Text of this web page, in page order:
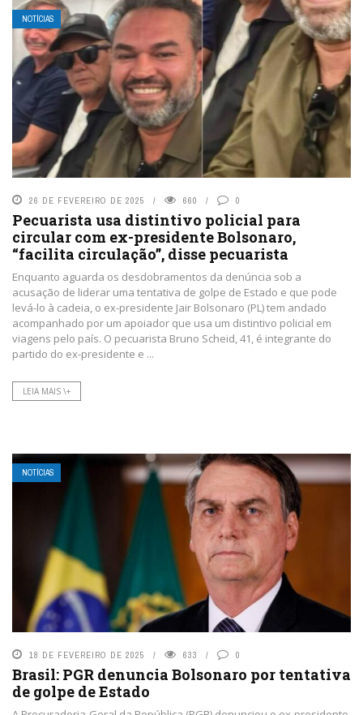
NOTÍCIAS
26 DE FEVEREIRO DE 2025 660 0
Pecuarista usa distintivo policial para
circular com ex-presidente Bolsonaro,
“facilita circulação”, disse pecuarista
Enquanto aguarda os desdobramentos da denúncia sob a
acusação de liderar uma tentativa de golpe de Estado e que pode
levá-lo à cadeia, o ex-presidente Jair Bolsonaro (PL) tem andado
acompanhado por um apoiador que usa um distintivo policial em
viagens pelo país. O pecuarista Bruno Scheid, 41, é integrante do
partido do ex-presidente e ...
LEIA MAIS \+
NOTÍCIAS
18 DE FEVEREIRO DE 2025 633 0
Brasil: PGR denuncia Bolsonaro por tentativa
de golpe de Estado